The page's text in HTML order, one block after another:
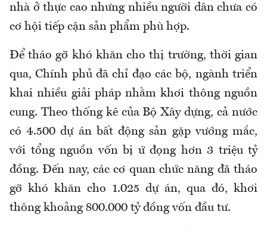
nhà ở thực cao nhưng nhiều người dân chưa có
cơ hội tiếp cận sản phẩm phù hợp.
Để tháo gỡ khó khăn cho thị trường, thời gian
qua, Chính phủ đã chỉ đạo các bộ, ngành triển
khai nhiều giải pháp nhằm khơi thông nguồn
cung. Theo thống kê của Bộ Xây dựng, cả nước
có 4.500 dự án bất động sản gặp vướng mắc,
với tổng nguồn vốn bị ứ đọng hơn 3 triệu tỷ
đồng. Đến nay, các cơ quan chức năng đã tháo
gỡ khó khăn cho 1.025 dự án, qua đó, khơi
thông khoảng 800.000 tỷ đồng vốn đầu tư.